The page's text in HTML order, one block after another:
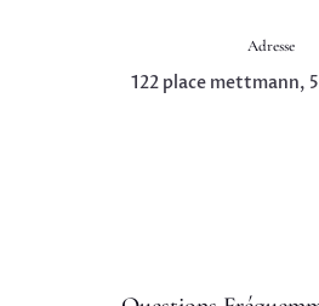
Adresse
122 place mettmann,